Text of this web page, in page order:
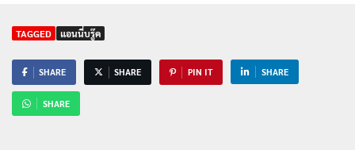
TAGGED แอนนี่บรู๊ค
SHARE SHARE PIN IT SHARE
SHARE